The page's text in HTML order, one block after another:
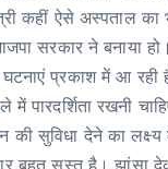
कहीं ऐसे अस्पताल का
सरकार ने बनाया
घटनाएं प्रकाश में आ रही
पारदर्शिता रखनी
की सुविधा देने का